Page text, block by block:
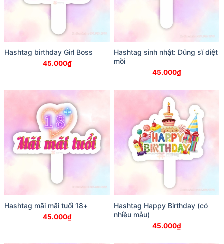
Hashtag birthday Girl Boss
45.000₫
Hashtag sinh nhật: Dũng sĩ diệt
mồi
45.000₫
Hashtag mãi mãi tuổi 18+
45.000₫
Hashtag Happy Birthday (có
nhiều mẫu)
45.000₫